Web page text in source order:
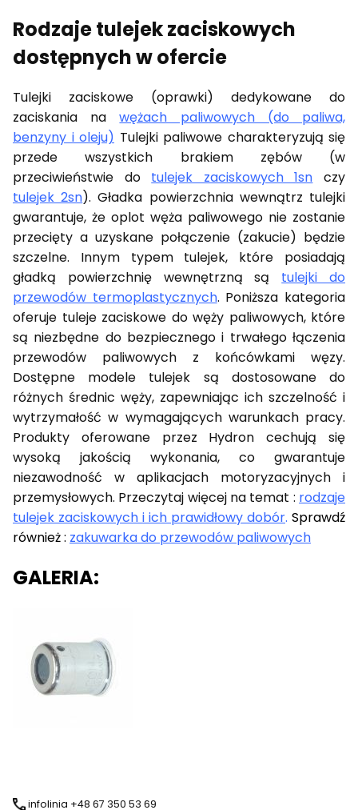
Rodzaje tulejek zaciskowych
dostępnych w ofercie
Tulejki zaciskowe (oprawki) dedykowane do
zaciskania nawężach paliwowych (do paliwa,
benzyny i oleju) Tulejki paliwowe charakteryzują się
przede wszystkich brakiem zębów (w
przeciwieństwie do
tulejek zaciskowych 1sn czy
tulejek 2sn). Gładka powierzchnia wewnątrz tulejki
gwarantuje, że oplot węża paliwowego nie zostanie
przecięty a uzyskane połączenie (zakucie) będzie
szczelne. Innym typem tulejek, które posiadają
gładką powierzchnię wewnętrzną są tulejki do
przewodów termoplastycznych. Poniższa kategoria
oferuje tuleje zaciskowe do węży paliwowych, które
są niezbędne do bezpiecznego i trwałego łączenia
przewodów paliwowych z końcówkami węzy.
Dostępne modele tulejek są dostosowane do
różnych średnic węży, zapewniając ich szczelność i
wytrzymałość w wymagających warunkach pracy.
Produkty oferowane przez Hydron cechują się
wysoką jakością wykonania, co gwarantuje
niezawodność w aplikacjach motoryzacyjnych i
przemysłowych. Przeczytaj więcej na temat : rodzaje
tulejek zaciskowych i ich prawidłowy dobór. Sprawdź
również : zakuwarka do przewodów paliwowych
GALERIA:
infolinia +48 67 350 53 69